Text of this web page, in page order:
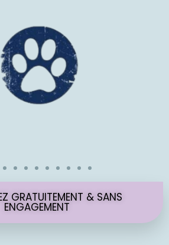
GRATUITEMENT & SANS
ENGAGEMENT